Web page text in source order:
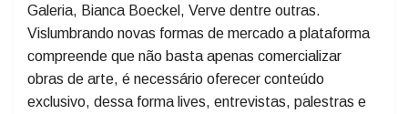
desde nomes já consagrados como Luisa Strina,
Vermelho, Bergamin & Gomide, Nara Roesler e Fortes
d'Aloia & Gabriel até galerias emergentes como OMA
Galeria, Bianca Boeckel, Verve dentre outras.
Vislumbrando novas formas de mercado a plataforma